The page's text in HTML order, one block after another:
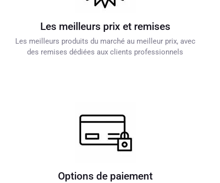
Les meilleurs prix et remises
Les meilleurs produits du marché au meilleur prix, avec
des remises dédiées aux clients professionnels
Options de paiement